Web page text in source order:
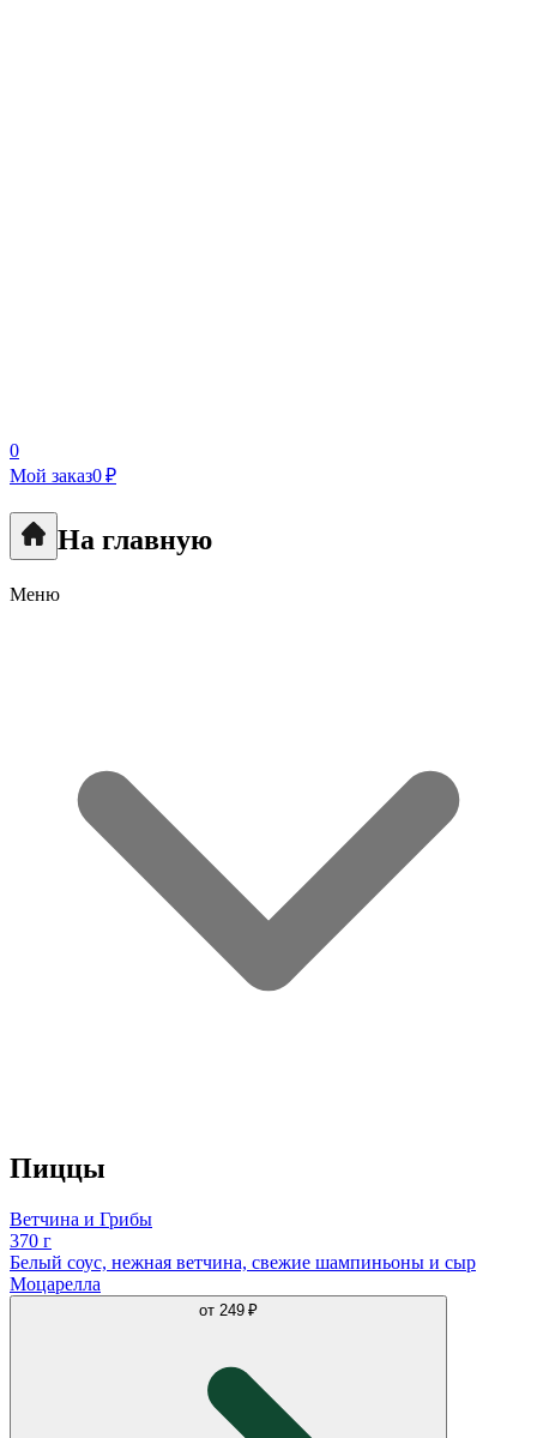
0
Мой заказ0 ₽
На главную
Меню
Пиццы
Ветчина и Грибы
370 г
Белый соус, нежная ветчина, свежие шампиньоны и сыр
Моцарелла
от 249 ₽